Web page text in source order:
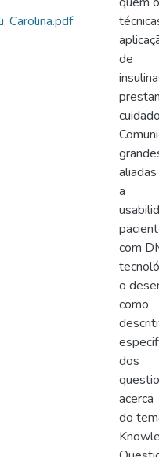
Carolina.pdf
de
a
com
o
como
dos
acerca
do